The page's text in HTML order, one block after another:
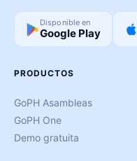
Disponible en
Google Play
PRODUCTOS
GoPH Asambleas
GoPH One
Demo gratuita